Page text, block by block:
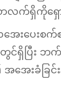
က်ရှိကိုရှော
အေးပေးစ
င်ရှိပြီး ဘ
ေးခံခြင်း